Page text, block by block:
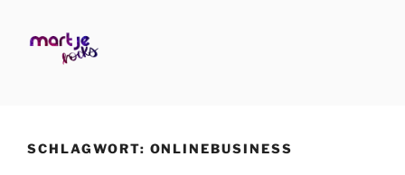
SCHLAGWORT: ONLINEBUSINESS